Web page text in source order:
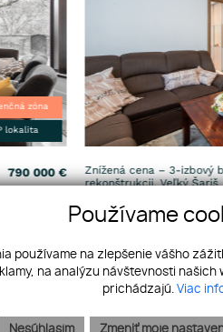
cena – 3-izbový byt po
Veľký Šariš
57.43 m
VŠETKY
Používame
používame na zlepšenie vášho
na analýzu návštevnosti
prichádzajú. Viac